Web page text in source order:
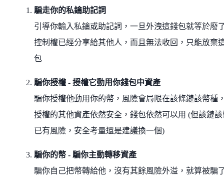
騙走你的私鑰助記詞
引導你輸入私鑰或助記詞，一旦外洩這錢包就等於廢
控制權已經分享給其他人，而且無法收回，只能放棄
包
騙你授權 - 授權它動用你錢包中資產
騙你授權他動用你的幣，風險會局限在該條鏈該幣種
授權的其他資產依然安全，錢包依然可以用 (但該鏈該
已有風險，安全考量還是建議換一個)
騙你的幣 - 騙你主動轉移資產
騙你自己把幣轉給他，沒有其餘風險外溢，就算被騙